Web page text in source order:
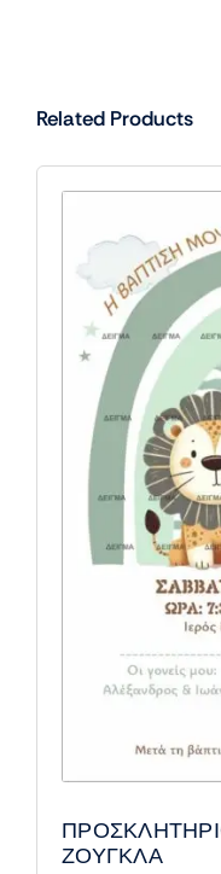
Related Products
ΖΟΥΓΚΛΑ